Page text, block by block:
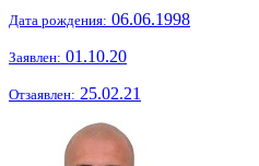
Дата рождения: 06.06.1998
Заявлен: 01.10.20
Отзаявлен: 25.02.21